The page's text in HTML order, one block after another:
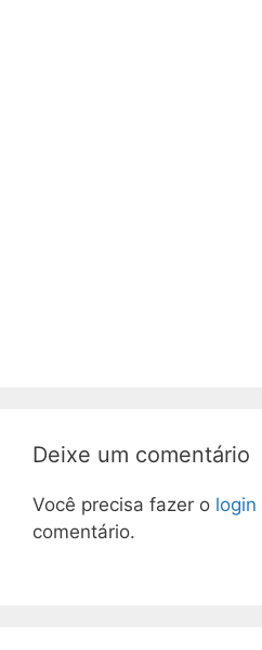
Deixe um comentário
Você precisa fazer o login
comentário.